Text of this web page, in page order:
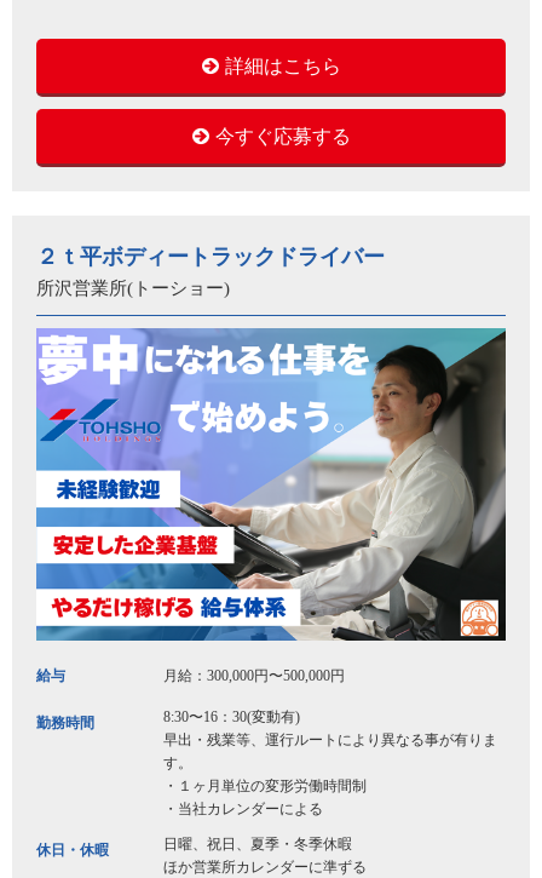
詳細はこちら
今すぐ応募する
２ｔ平ボディートラックドライバー
所沢営業所(トーショー)
給与 月給：300,000円〜500,000円
勤務時間
8:30〜16：30(変動有)
早出・残業等、運行ルートにより異なる事が有りま
す。
・１ヶ月単位の変形労働時間制
・当社カレンダーによる
休日・休暇
日曜、祝日、夏季・冬季休暇
ほか営業所カレンダーに準ずる